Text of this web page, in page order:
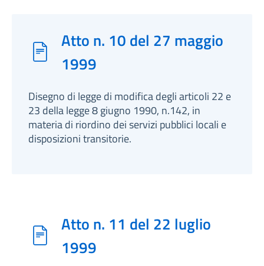
Atto n. 10 del 27 maggio
1999
Disegno di legge di modifica degli articoli 22 e
23 della legge 8 giugno 1990, n.142, in
materia di riordino dei servizi pubblici locali e
disposizioni transitorie.
Atto n. 11 del 22 luglio
1999